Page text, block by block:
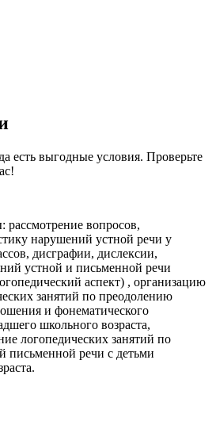
есть выгодные условия. Проверьте
вопросов,
нарушений устной речи у
дисграфии, дислексии,
устной и письменной речи
аспект) , организацию
занятий по преодолению
и фонематического
школьного возраста,
логопедических занятий по
письменной речи с детьми